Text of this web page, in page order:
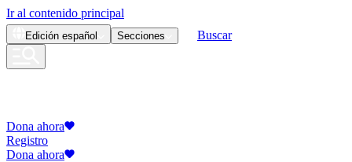
Ir al contenido principal
Edición español Secciones Buscar
Dona ahora
Registro
Dona ahora